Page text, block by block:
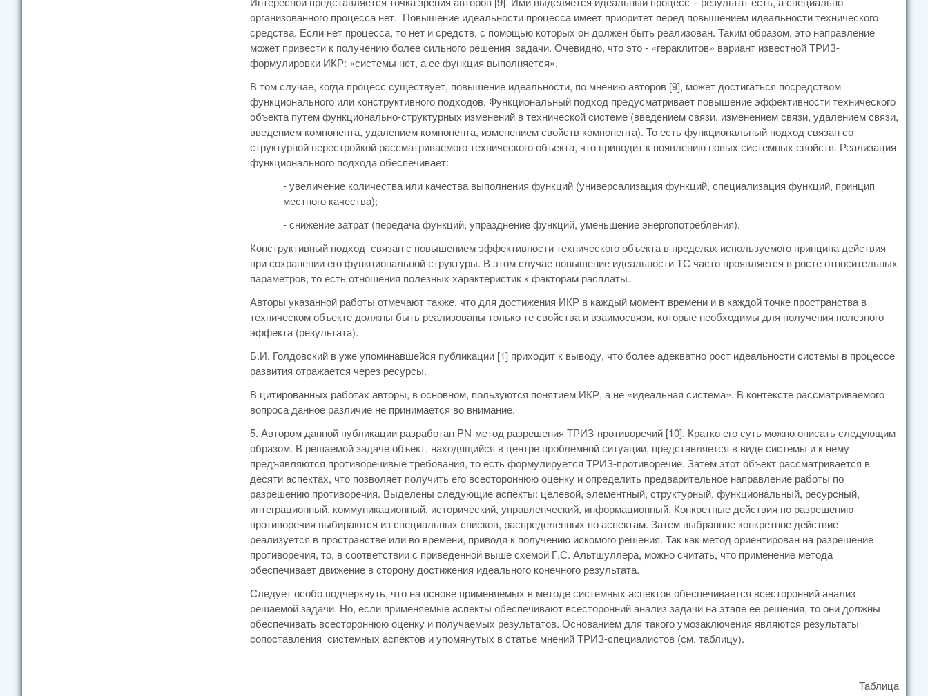
организованного процесса нет. Повышение идеальности процесса имеет приоритет перед повышением идеальности технического
средства. Если нет процесса, то нет и средств, с помощью которых он должен быть реализован. Таким образом, это направление
может привести к получению более сильного решения задачи. Очевидно, что это - «гераклитов» вариант известной ТРИЗ-
формулировки ИКР: «системы нет, а ее функция выполняется».
В том случае, когда процесс существует, повышение идеальности, по мнению авторов [9], может достигаться посредством
функционального или конструктивного подходов. Функциональный подход предусматривает повышение эффективности технического
объекта путем функционально-структурных изменений в технической системе (введением связи, изменением связи, удалением связи,
введением компонента, удалением компонента, изменением свойств компонента). То есть функциональный подход связан со
структурной перестройкой рассматриваемого технического объекта, что приводит к появлению новых системных свойств. Реализация
функционального подхода обеспечивает:
- увеличение количества или качества выполнения функций (универсализация функций, специализация функций, принцип
местного качества);
- снижение затрат (передача функций, упразднение функций, уменьшение энергопотребления).
Конструктивный подход связан с повышением эффективности технического объекта в пределах используемого принципа действия
при сохранении его функциональной структуры. В этом случае повышение идеальности ТС часто проявляется в росте относительных
параметров, то есть отношения полезных характеристик к факторам расплаты.
Авторы указанной работы отмечают также, что для достижения ИКР в каждый момент времени и в каждой точке пространства в
техническом объекте должны быть реализованы только те свойства и взаимосвязи, которые необходимы для получения полезного
эффекта (результата).
Б.И. Голдовский в уже упоминавшейся публикации [1] приходит к выводу, что более адекватно рост идеальности системы в процессе
развития отражается через ресурсы.
В цитированных работах авторы, в основном, пользуются понятием ИКР, а не «идеальная система». В контексте рассматриваемого
вопроса данное различие не принимается во внимание.
5. Автором данной публикации разработан PN-метод разрешения ТРИЗ-противоречий [10]. Кратко его суть можно описать следующим
образом. В решаемой задаче объект, находящийся в центре проблемной ситуации, представляется в виде системы и к нему
предъявляются противоречивые требования, то есть формулируется ТРИЗ-противоречие. Затем этот объект рассматривается в
десяти аспектах, что позволяет получить его всестороннюю оценку и определить предварительное направление работы по
разрешению противоречия. Выделены следующие аспекты: целевой, элементный, структурный, функциональный, ресурсный,
интеграционный, коммуникационный, исторический, управленческий, информационный. Конкретные действия по разрешению
противоречия выбираются из специальных списков, распределенных по аспектам. Затем выбранное конкретное действие
реализуется в пространстве или во времени, приводя к получению искомого решения. Так как метод ориентирован на разрешение
противоречия, то, в соответствии с приведенной выше схемой Г.С. Альтшуллера, можно считать, что применение метода
обеспечивает движение в сторону достижения идеального конечного результата.
Следует особо подчеркнуть, что на основе применяемых в методе системных аспектов обеспечивается всесторонний анализ
решаемой задачи. Но, если применяемые аспекты обеспечивают всесторонний анализ задачи на этапе ее решения, то они должны
обеспечивать всестороннюю оценку и получаемых результатов. Основанием для такого умозаключения являются результаты
сопоставления системных аспектов и упомянутых в статье мнений ТРИЗ-специалистов (см. таблицу).
Таблица